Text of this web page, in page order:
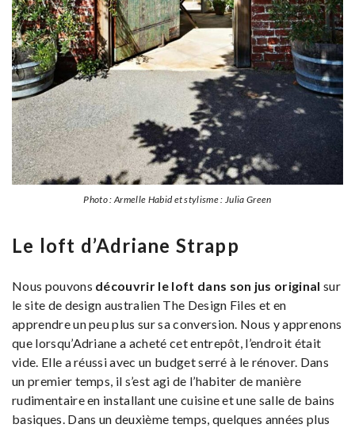
Photo : Armelle Habid et stylisme : Julia Green
Le loft d’Adriane Strapp
Nous pouvons découvrir le loft dans son jus original sur
le site de design australien The Design Files et en
apprendre un peu plus sur sa conversion. Nous y apprenons
que lorsqu’Adriane a acheté cet entrepôt, l’endroit était
vide. Elle a réussi avec un budget serré à le rénover. Dans
un premier temps, il s’est agi de l’habiter de manière
rudimentaire en installant une cuisine et une salle de bains
basiques. Dans un deuxième temps, quelques années plus